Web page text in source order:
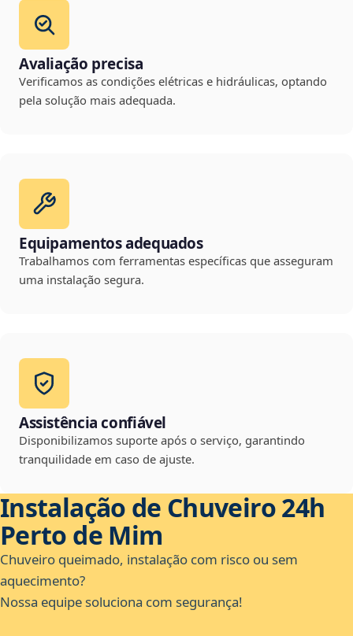
Avaliação precisa
Verificamos as condições elétricas e hidráulicas, optando
pela solução mais adequada.
Equipamentos adequados
Trabalhamos com ferramentas específicas que asseguram
uma instalação segura.
Assistência confiável
Disponibilizamos suporte após o serviço, garantindo
tranquilidade em caso de ajuste.
Instalação de Chuveiro 24h
Perto de Mim
Chuveiro queimado, instalação com risco ou sem
aquecimento?
Nossa equipe soluciona com segurança!